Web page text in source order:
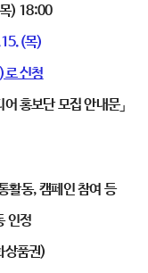
) 18:00
목)
신청
홍보단 모집 안내문」
활동, 캠페인 참여 등
인정
상품권)